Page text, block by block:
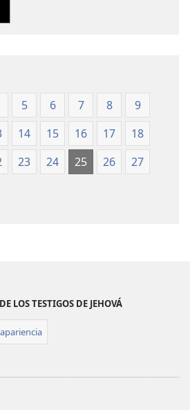
de
Santas
Escrituras
(edición
de 1987)
de
Santas
Escrituras
(edición
de 1987)
5 6 7 8
9
14 15 16 17
18
23 24 25 26
27
LOS TESTIGOS DE JEHOVÁ